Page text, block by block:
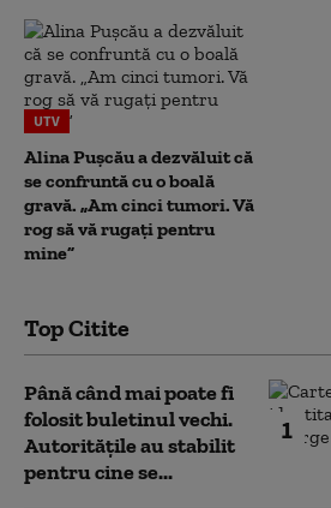
UTV
Alina Pușcău a dezvăluit că
se confruntă cu o boală
gravă. „Am cinci tumori. Vă
rog să vă rugați pentru
mine”
Top Citite
1
Până când mai poate fi
folosit buletinul vechi.
Autoritățile au stabilit
pentru cine se...